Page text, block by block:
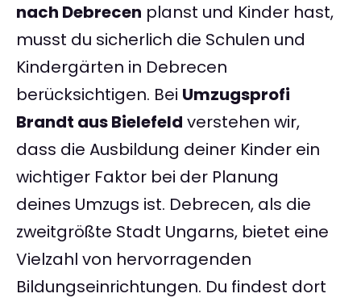
nach Debrecen planst und Kinder hast,
musst du sicherlich die Schulen und
Kindergärten in Debrecen
berücksichtigen. Bei Umzugsprofi
Brandt aus Bielefeld verstehen wir,
dass die Ausbildung deiner Kinder ein
wichtiger Faktor bei der Planung
deines Umzugs ist. Debrecen, als die
zweitgrößte Stadt Ungarns, bietet eine
Vielzahl von hervorragenden
Bildungseinrichtungen. Du findest dort